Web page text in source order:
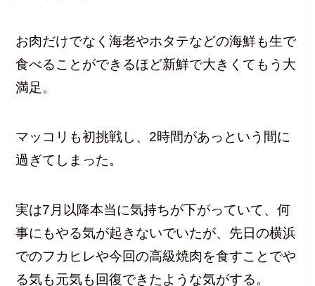
お肉だけでなく海老やホタテなどの海鮮も生で
食べることができるほど新鮮で大きくてもう大
満足。
マッコリも初挑戦し、2時間があっという間に
過ぎてしまった。
実は7月以降本当に気持ちが下がっていて、何
事にもやる気が起きないでいたが、先日の横浜
でのフカヒレや今回の高級焼肉を食すことでや
る気も元気も回復できたような気がする。